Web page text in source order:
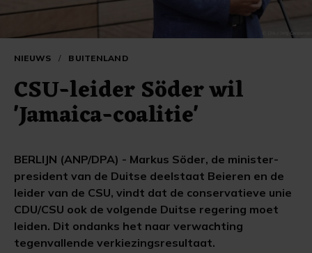
NIEUWS / BUITENLAND
CSU-leider Söder wil
'Jamaica-coalitie'
BERLIJN (ANP/DPA) - Markus Söder, de minister-
president van de Duitse deelstaat Beieren en de
leider van de CSU, vindt dat de conservatieve unie
CDU/CSU ook de volgende Duitse regering moet
leiden. Dit ondanks het naar verwachting
tegenvallende verkiezingsresultaat.